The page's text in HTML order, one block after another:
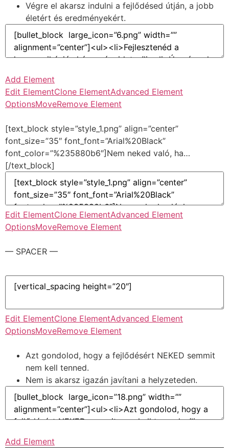
Végre el akarsz indulni a fejlődésed útján, a jobb
életért és eredményekért.
Add Element
Edit ElementClone ElementAdvanced Element
OptionsMoveRemove Element
[text_block style=”style_1.png” align=”center”
font_size=”35″ font_font=”Arial%20Black”
font_color=”%235880b6″]Nem neked való, ha…
[/text_block]
Edit ElementClone ElementAdvanced Element
OptionsMoveRemove Element
— SPACER —
Edit ElementClone ElementAdvanced Element
OptionsMoveRemove Element
Azt gondolod, hogy a fejlődésért NEKED semmit
nem kell tenned.
Nem is akarsz igazán javítani a helyzeteden.
Add Element